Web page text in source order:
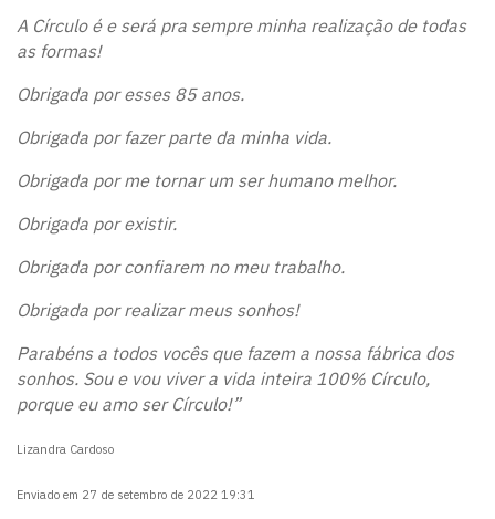
A Círculo é e será pra sempre minha realização de todas
as formas!
Obrigada por esses 85 anos.
Obrigada por fazer parte da minha vida.
Obrigada por me tornar um ser humano melhor.
Obrigada por existir.
Obrigada por confiarem no meu trabalho.
Obrigada por realizar meus sonhos!
Parabéns a todos vocês que fazem a nossa fábrica dos
sonhos. Sou e vou viver a vida inteira 100% Círculo,
porque eu amo ser Círculo!”
Lizandra Cardoso
Enviado em 27 de setembro de 2022 19:31